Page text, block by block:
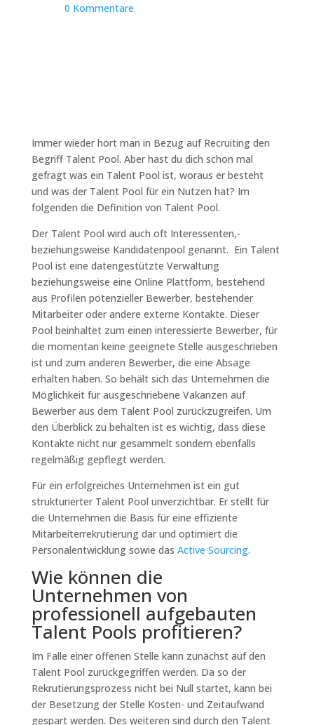
0 Kommentare
Immer wieder hört man in Bezug auf Recruiting den
Begriff Talent Pool. Aber hast du dich schon mal
gefragt was ein Talent Pool ist, woraus er besteht
und was der Talent Pool für ein Nutzen hat? Im
folgenden die Definition von Talent Pool.
Der Talent Pool wird auch oft Interessenten,-
beziehungsweise Kandidatenpool genannt. Ein Talent
Pool ist eine datengestützte Verwaltung
beziehungsweise eine Online Plattform, bestehend
aus Profilen potenzieller Bewerber, bestehender
Mitarbeiter oder andere externe Kontakte. Dieser
Pool beinhaltet zum einen interessierte Bewerber, für
die momentan keine geeignete Stelle ausgeschrieben
ist und zum anderen Bewerber, die eine Absage
erhalten haben. So behält sich das Unternehmen die
Möglichkeit für ausgeschriebene Vakanzen auf
Bewerber aus dem Talent Pool zurückzugreifen. Um
den Überblick zu behalten ist es wichtig, dass diese
Kontakte nicht nur gesammelt sondern ebenfalls
regelmäßig gepflegt werden.
Für ein erfolgreiches Unternehmen ist ein gut
strukturierter Talent Pool unverzichtbar. Er stellt für
die Unternehmen die Basis für eine effiziente
Mitarbeiterrekrutierung dar und optimiert die
Personalentwicklung sowie das Active Sourcing.
Wie können die
Unternehmen von
professionell aufgebauten
Talent Pools profitieren?
Im Falle einer offenen Stelle kann zunächst auf den
Talent Pool zurückgegriffen werden. Da so der
Rekrutierungsprozess nicht bei Null startet, kann bei
der Besetzung der Stelle Kosten- und Zeitaufwand
gespart werden. Des weiteren sind durch den Talent